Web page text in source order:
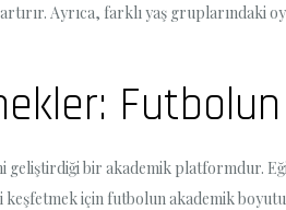
Ayrıca, farklı yaş gruplarındaki
bir akademik platformdur.
keşfetmek için futbolun akademik